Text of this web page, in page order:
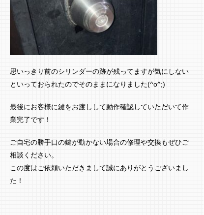
思いっきり前のシリンダーの跡が残ってますが気にしない
といっておられたのでそのままになりました(^o^;)
最後にお客様に鍵をお渡しして動作確認していただいて作
業完了です！
ご自宅の勝手口の鍵が動かない場合の修理や交換もぜひご
相談ください。
この度はご依頼いただきまして誠にありがとうございまし
た！